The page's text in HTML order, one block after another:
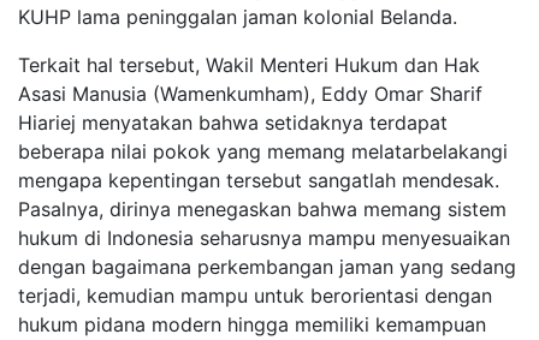
KUHP lama peninggalan jaman kolonial Belanda.
Terkait hal tersebut, Wakil Menteri Hukum dan Hak
Asasi Manusia (Wamenkumham), Eddy Omar Sharif
Hiariej menyatakan bahwa setidaknya terdapat
beberapa nilai pokok yang memang melatarbelakangi
mengapa kepentingan tersebut sangatlah mendesak.
Pasalnya, dirinya menegaskan bahwa memang sistem
hukum di Indonesia seharusnya mampu menyesuaikan
dengan bagaimana perkembangan jaman yang sedang
terjadi, kemudian mampu untuk berorientasi dengan
hukum pidana modern hingga memiliki kemampuan